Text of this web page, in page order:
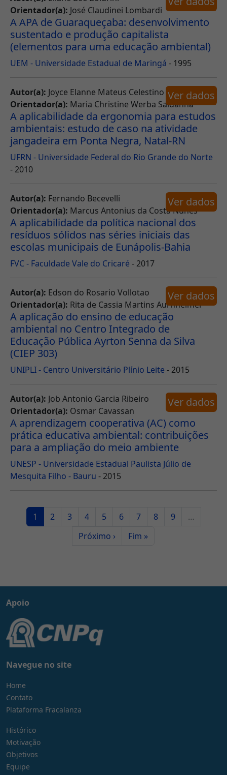
Orientador(a): José Claudinei Lombardi
A APA de Guaraqueçaba: desenvolvimento
sustentado e produção capitalista
(elementos para uma educação ambiental)
UEM - Universidade Estadual de Maringá - 1995
Autor(a): Joyce Elanne Mateus Celestino
Orientador(a): Maria Christine Werba Saldanha
A aplicabilidade da ergonomia para estudos
ambientais: estudo de caso na atividade
jangadeira em Ponta Negra, Natal-RN
UFRN - Universidade Federal do Rio Grande do Norte
- 2010
Ver dados
Autor(a): Fernando Becevelli
Orientador(a): Marcus Antonius da Costa Nunes
A aplicabilidade da política nacional dos
resíduos sólidos nas séries iniciais das
escolas municipais de Eunápolis-Bahia
FVC - Faculdade Vale do Cricaré - 2017
Ver dados
Autor(a): Edson do Rosario Vollotao
Orientador(a): Rita de Cassia Martins Aurnheimer
A aplicação do ensino de educação
ambiental no Centro Integrado de
Educação Pública Ayrton Senna da Silva
(CIEP 303)
UNIPLI - Centro Universitário Plínio Leite - 2015
Ver dados
Autor(a): Job Antonio Garcia Ribeiro
Orientador(a): Osmar Cavassan
A aprendizagem cooperativa (AC) como
prática educativa ambiental: contribuições
para a ampliação do meio ambiente
UNESP - Universidade Estadual Paulista Júlio de
Mesquita Filho - Bauru - 2015
Ver dados
Paginação
Página atual
1 Page
2 Page
3 Page
4 Page
5 Page
6 Page
7 Page
8 Page
9
…
Próxima página
Próximo › Última página
Fim »
Apoio
Navegue no site
Home
Contato
Plataforma Fracalanza
Histórico
Motivação
Objetivos
Equipe